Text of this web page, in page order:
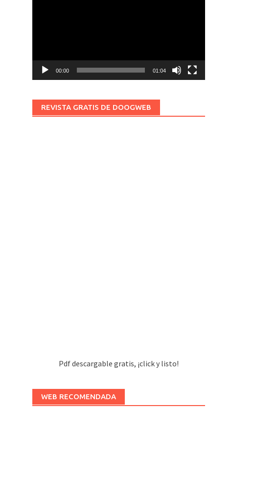
00:00 01:04
REVISTA GRATIS DE DOOGWEB
Pdf descargable gratis, ¡click y listo!
WEB RECOMENDADA